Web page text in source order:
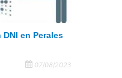
en Perales
07/08/2023